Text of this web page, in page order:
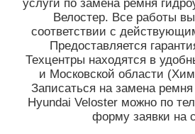
услуги по замена ремня
Велостер. Все работы
соответствии с
Предоставляется
Техцентры находятся в
и Московской области
Записаться на замена
Hyundai Veloster можно по
форму заявки на